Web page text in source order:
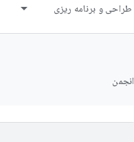
طراحی و برنامه ریزی
انجمن